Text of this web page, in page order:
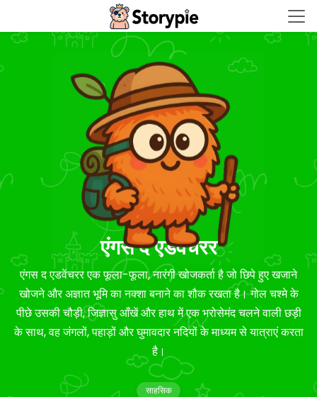
Storypie - Home
एंगस द एडवेंचरर
एंगस द एडवेंचरर एक फूला-फूला, नारंगी खोजकर्ता है जो छिपे हुए खजाने
खोजने और अज्ञात भूमि का नक्शा बनाने का शौक रखता है। गोल चश्मे के
पीछे उसकी चौड़ी, जिज्ञासु आँखें और हाथ में एक भरोसेमंद चलने वाली छड़ी
के साथ, वह जंगलों, पहाड़ों और घुमावदार नदियों के माध्यम से यात्राएं करता
है।
साहसिक